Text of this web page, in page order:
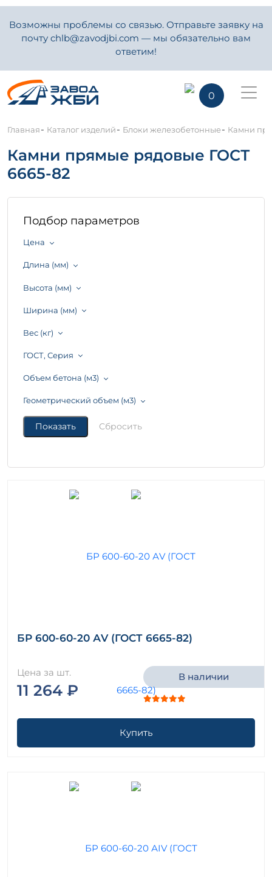
Возможны проблемы со связью. Отправьте заявку на
почту chlb@zavodjbi.com — мы обязательно вам
ответим!
0
Главная- Каталог изделий- Блоки железобетонные- Камни
Камни прямые рядовые ГОСТ
6665-82
Подбор параметров
Цена
Длина (мм)
Высота (мм)
Ширина (мм)
Вес (кг)
ГОСТ, Серия
Объем бетона (м3)
Геометрический объем (м3)
БР 600-60-20 АV (ГОСТ 6665-82)
Цена за шт.
11 264 ₽
В наличии
Купить